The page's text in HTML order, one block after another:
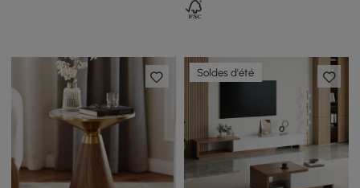
Soldes d'été